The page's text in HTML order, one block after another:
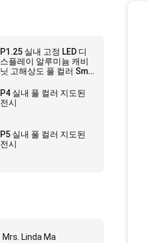
P1.25 실내 고정 LED 디
스플레이 알루미늄 캐비
닛 고해상도 풀 컬러 Smd
P4 실내 풀 컬러 지도된
전시
P5 실내 풀 컬러 지도된
전시
Mrs. Linda Ma